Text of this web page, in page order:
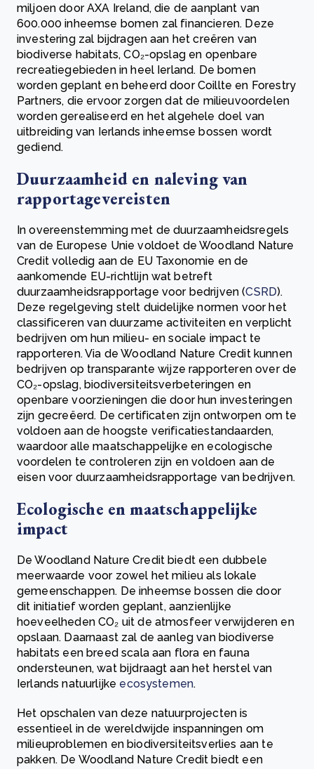
miljoen door AXA Ireland, die de aanplant van
600.000 inheemse bomen zal financieren. Deze
investering zal bijdragen aan het creëren van
biodiverse habitats, CO₂-opslag en openbare
recreatiegebieden in heel Ierland. De bomen
worden geplant en beheerd door Coillte en Forestry
Partners, die ervoor zorgen dat de milieuvoordelen
worden gerealiseerd en het algehele doel van
uitbreiding van Ierlands inheemse bossen wordt
gediend.
Duurzaamheid en naleving van
rapportagevereisten
In overeenstemming met de duurzaamheidsregels
van de Europese Unie voldoet de Woodland Nature
Credit volledig aan de EU Taxonomie en de
aankomende EU-richtlijn wat betreft
duurzaamheidsrapportage voor bedrijven (CSRD).
Deze regelgeving stelt duidelijke normen voor het
classificeren van duurzame activiteiten en verplicht
bedrijven om hun milieu- en sociale impact te
rapporteren. Via de Woodland Nature Credit kunnen
bedrijven op transparante wijze rapporteren over de
CO₂-opslag, biodiversiteitsverbeteringen en
openbare voorzieningen die door hun investeringen
zijn gecreëerd. De certificaten zijn ontworpen om te
voldoen aan de hoogste verificatiestandaarden,
waardoor alle maatschappelijke en ecologische
voordelen te controleren zijn en voldoen aan de
eisen voor duurzaamheidsrapportage van bedrijven.
Ecologische en maatschappelijke
impact
De Woodland Nature Credit biedt een dubbele
meerwaarde voor zowel het milieu als lokale
gemeenschappen. De inheemse bossen die door
dit initiatief worden geplant, aanzienlijke
hoeveelheden CO₂ uit de atmosfeer verwijderen en
opslaan. Daarnaast zal de aanleg van biodiverse
habitats een breed scala aan flora en fauna
ondersteunen, wat bijdraagt aan het herstel van
Ierlands natuurlijke ecosystemen.
Het opschalen van deze natuurprojecten is
essentieel in de wereldwijde inspanningen om
milieuproblemen en biodiversiteitsverlies aan te
pakken. De Woodland Nature Credit biedt een